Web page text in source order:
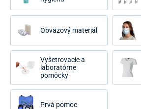
pracoviska a zvyšujú komfort personálu
povolania.
Obväzový materiál
Vyšetrovacie a
laboratórne
pomôcky
Prvá pomoc